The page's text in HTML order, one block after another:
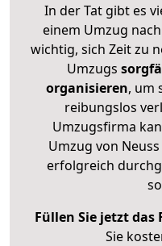
In der Tat gibt es
einem Umzug
wichtig, sich Zeit zu
Umzugs
organisieren, um
reibungslos
Umzugsfirma
Umzug von
erfolgreich
Füllen Sie jetzt das
Sie